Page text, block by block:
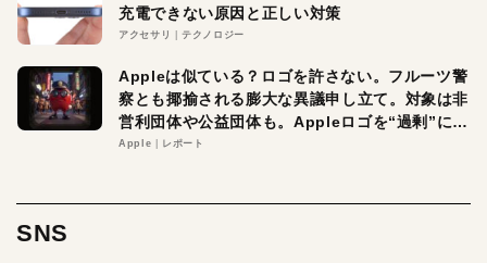
充電できない原因と正しい対策
アクセサリ テクノロジー
Appleは似ている？ロゴを許さない。フルーツ警
察とも揶揄される膨大な異議申し立て。対象は非
営利団体や公益団体も。Appleロゴを“過剰”に守
る理由とは
Apple レポート
SNS